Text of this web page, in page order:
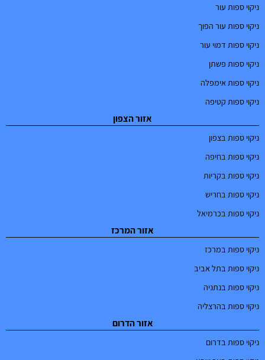
ניקוי ספות עור
ניקוי ספות עור הפוך
ניקוי ספות דמוי עור
ניקוי ספות פשתן
ניקוי ספות אימפלה
ניקוי ספות קטיפה
אזור הצפון
ניקוי ספות בצפון
ניקוי ספות בחיפה
ניקוי ספות בקריות
ניקוי ספות בחריש
ניקוי ספות בכרמיאל
אזור המרכז
ניקוי ספות במרכז
ניקוי ספות בתל אביב
ניקוי ספות בנתניה
ניקוי ספות בהרצליה
אזור הדרום
ניקוי ספות בדרום